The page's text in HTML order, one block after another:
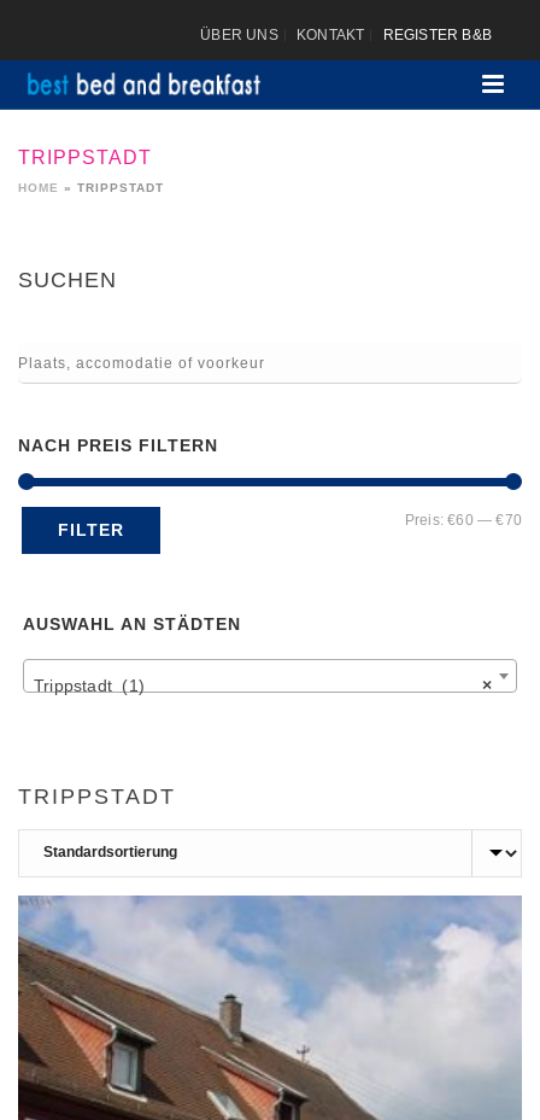
ÜBER UNS KONTAKT REGISTER B&B
TRIPPSTADT
HOME » TRIPPSTADT
TRIPPSTADT
SUCHEN
NACH PREIS FILTERN
FILTER Preis:€60 —€70
AUSWAHL AN STÄDTEN
×
Trippstadt (1)